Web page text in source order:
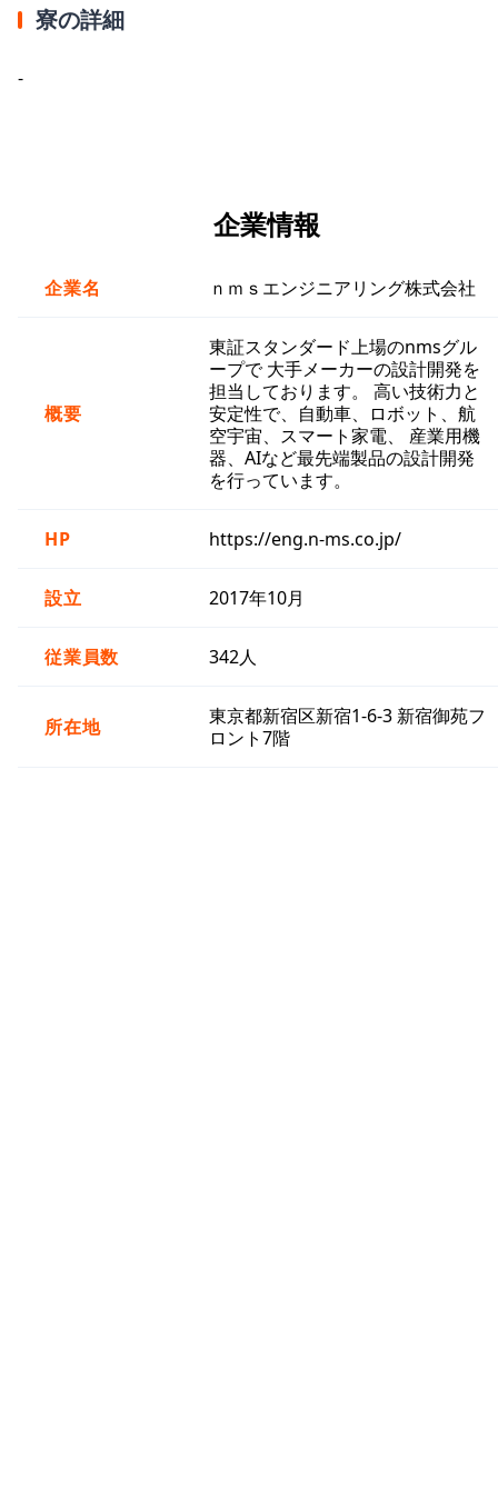
寮の詳細
-
企業情報
企業名 ｎｍｓエンジニアリング株式会社
概要
東証スタンダード上場のnmsグル
ープで 大手メーカーの設計開発を
担当しております。 高い技術力と
安定性で、自動車、ロボット、航
空宇宙、スマート家電、 産業用機
器、AIなど最先端製品の設計開発
を行っています。
HP https://eng.n-ms.co.jp/
設立 2017年10月
従業員数 342人
所在地
東京都新宿区新宿1-6-3 新宿御苑フ
ロント7階